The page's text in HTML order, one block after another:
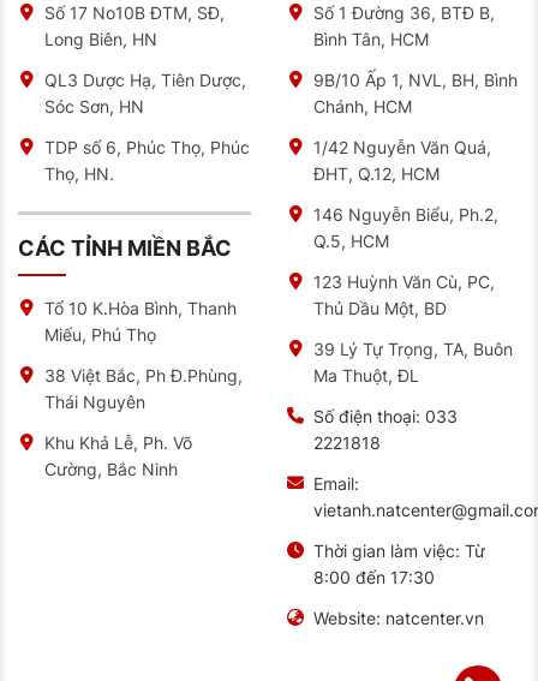
Infographic hướng dẫn cách đọc thông số lốp ô tô từ
trung tâm bảo dưỡng ô tô NAT Center
Hiệu Suất Hoạt Động Nổi Bật Của Lốp Ô Tô
Kumho 185/55R15 Ecsta PS31
Thiết kế gai lốp thể thao tối ưu
Nhìn vào hoa văn gai lốp Kumho, bạn sẽ ngay lập tức
nhận ra đây là lốp hiệu suất cao. Gai lốp trên PS31
ma sát tốt cả khi trời khô hay mưa, và mang lại cảm
giác điều khiển chính xác qua vô lăng.
Thiết kế này không chỉ đẹp mắt mà còn có tính khí
động học, làm giảm tiếng ồn khi lăn bánh đến 15% so
quan trọng với những chủ xe đô thị, nơi hạn chế tiếng
Số 17 No10B ĐTM, SĐ,
Long Biên, HN
QL3 Dược Hạ, Tiên Dược,
Sóc Sơn, HN
TDP số 6, Phúc Thọ, Phúc
Thọ, HN.
CÁC TỈNH MIỀN BẮC
Tổ 10 K.Hòa Bình, Thanh
Miếu, Phú Thọ
38 Việt Bắc, Ph Đ.Phùng,
Thái Nguyên
Khu Khả Lễ, Ph. Võ
Cường, Bắc Ninh
Số 1 Đường 36, BTĐ B,
Bình Tân, HCM
9B/10 Ấp 1, NVL, BH, Bình
Chánh, HCM
1/42 Nguyễn Văn Quá,
ĐHT, Q.12, HCM
146 Nguyễn Biểu, Ph.2,
Q.5, HCM
123 Huỳnh Văn Cù, PC,
Thủ Dầu Một, BD
39 Lý Tự Trọng, TA, Buôn
Ma Thuột, ĐL
Số điện thoại: 033
2221818
Email:
Thời gian làm việc: Từ
8:00 đến 17:30
Website: natcenter.vn